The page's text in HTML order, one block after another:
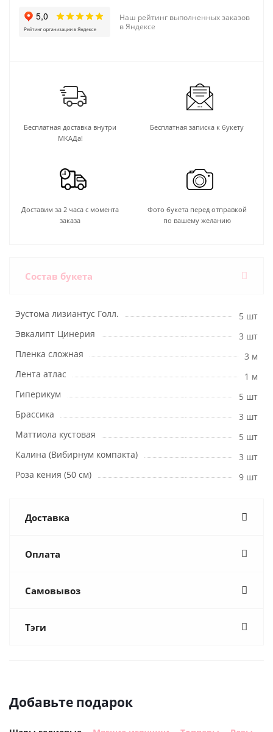
Наш рейтинг выполненных заказов
в Яндексе
Бесплатная доставка внутри
МКАДа!
Бесплатная записка к букету
Доставим за 2 часа с момента
заказа
Фото букета перед отправкой
по вашему желанию
Состав букета
Эустома лизиантус Голл.
5 шт
Эвкалипт Цинерия
3 шт
Пленка сложная
3 м
Лента атлас
1 м
Гиперикум
5 шт
Брассика
3 шт
Маттиола кустовая
5 шт
Калина (Вибирнум компакта)
3 шт
Роза кения (50 см)
9 шт
Доставка
Оплата
Самовывоз
Тэги
Добавьте подарок